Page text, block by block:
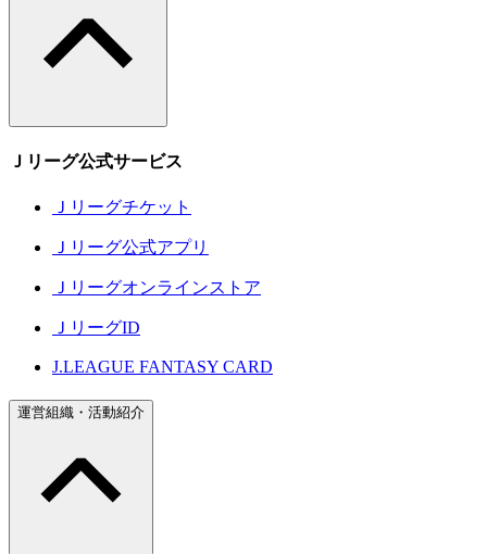
Ｊリーグ公式サービス
Ｊリーグチケット
Ｊリーグ公式アプリ
Ｊリーグオンラインストア
ＪリーグID
J.LEAGUE FANTASY CARD
運営組織・活動紹介